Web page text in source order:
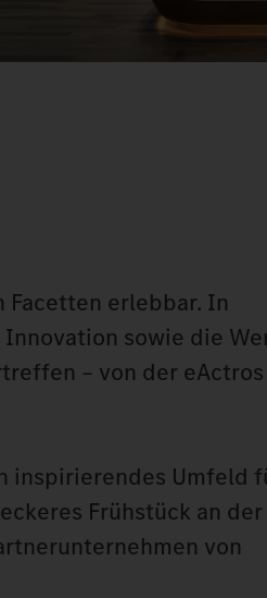
Facetten erlebbar. In
sowie die
– von der
inspirierendes Umfeld
Frühstück an
von